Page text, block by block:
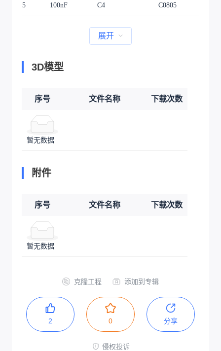
5 100nF C4 C0805
展开
3D模型
序号 文件名称 下载次数
暂无数据
附件
序号 文件名称 下载次数
暂无数据
克隆工程 添加到专辑
2 0 分享
侵权投诉